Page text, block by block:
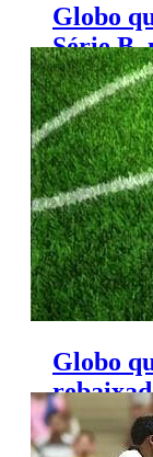
Globo
Série B,
dinheiro
Globo
Paulista